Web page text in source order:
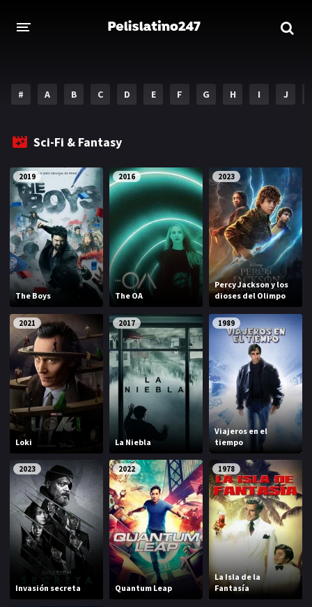
ESTRENOS 2023
Comedia Crimen
Drama Familia
DISNEY
HBO MAX
AMAZON PRIME
NETFLIX
AÑOS
2023 2022
2021
2019
2014 2006
2002 2001
2000 1990
SERIES
PELICULAS
# A B C D E F G H I J
Sci-Fi & Fantasy
2019
The Boys
2016
The OA
2023
Percy Jackson y los
dioses del Olimpo
2021
Loki
2017
La Niebla
1989
Viajeros en el
tiempo
2023
Invasión secreta
2022
Quantum Leap
1978
La Isla de la
Fantasía